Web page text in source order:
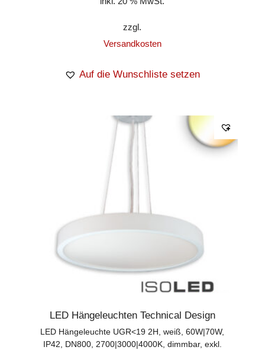
zzgl.
Versandkosten
Auf die Wunschliste setzen
LED Hängeleuchten Technical Design
LED Hängeleuchte UGR<19 2H, weiß, 60W|70W,
IP42, DN800, 2700|3000|4000K, dimmbar, exkl.